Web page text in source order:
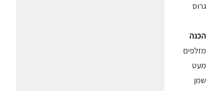
גרוס
הכנה
מזלפים
מעט
שמן